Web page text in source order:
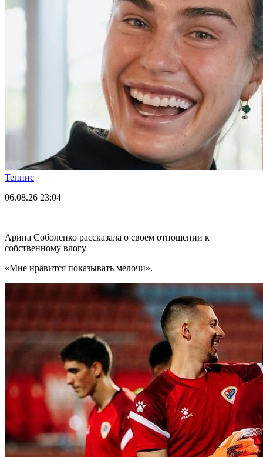
Теннис
06.08.26 23:04
Арина Соболенко рассказала о своем отношении к
собственному влогу
«Мне нравится показывать мелочи».